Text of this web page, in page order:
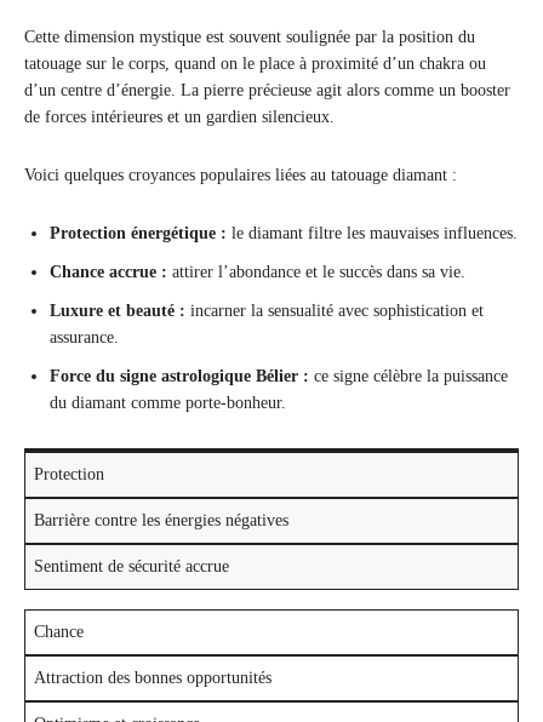
Cette dimension mystique est souvent soulignée par la position du
tatouage sur le corps, quand on le place à proximité d’un chakra ou
d’un centre d’énergie. La pierre précieuse agit alors comme un booster
de forces intérieures et un gardien silencieux.
Voici quelques croyances populaires liées au tatouage diamant :
Protection énergétique : le diamant filtre les mauvaises influences.
Chance accrue : attirer l’abondance et le succès dans sa vie.
Luxure et beauté : incarner la sensualité avec sophistication et
assurance.
Force du signe astrologique Bélier : ce signe célèbre la puissance
du diamant comme porte-bonheur.
Protection
Barrière contre les énergies négatives
Sentiment de sécurité accrue
Chance
Attraction des bonnes opportunités